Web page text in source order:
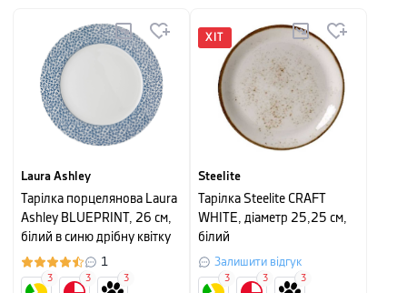
Laura Ashley
Тарілка порцелянова Laura
Ashley BLUEPRINT, 26 см,
білий в синю дрібну квітку
1
3 3 3
ХІТ
Steelite
Тарілка Steelite CRAFT
WHITE, діаметр 25,25 см,
білий
Залишити відгук
3 3 3